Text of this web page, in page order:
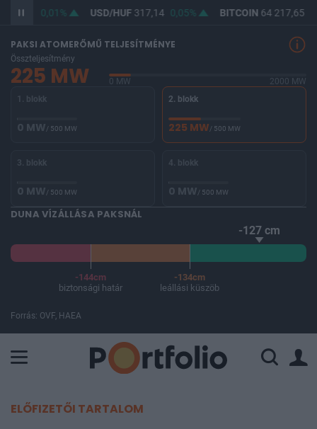
365,44 0,01% USD/HUF317,14 0,05% BITCOIN64 217,65
PAKSI ATOMERŐMŰ TELJESÍTMÉNYE
Összteljesítmény
225 MW 0 MW
2000 MW
1. blokk
0 MW/ 500 MW
2. blokk
225 MW/ 500 MW
3. blokk
0 MW/ 500 MW
4. blokk
0 MW/ 500 MW
DUNA VÍZÁLLÁSA PAKSNÁL
-127 cm
-144cm
biztonsági határ
-134cm
leállási küszöb
Forrás: OVF, HAEA
ELŐFIZETŐI TARTALOM